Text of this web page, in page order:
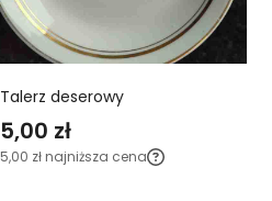
Talerz deserowy
5,00 zł
5,00 zł najniższa cena